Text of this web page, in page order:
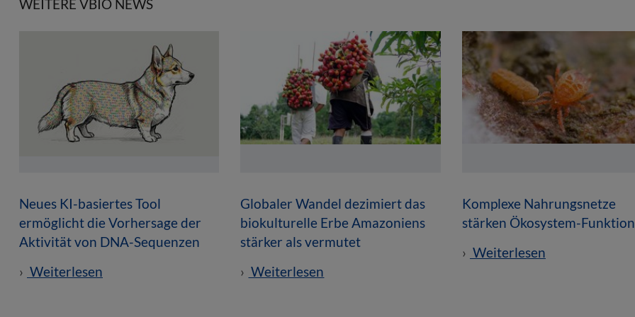
WEITERE VBIO NEWS
Neues KI-basiertes Tool
ermöglicht die Vorhersage der
Aktivität von DNA-Sequenzen
Weiterlesen
Globaler Wandel dezimiert das
biokulturelle Erbe Amazoniens
stärker als vermutet
Weiterlesen
Komplexe Nahrungsnetze
stärken Ökosystem-
Weiterlesen